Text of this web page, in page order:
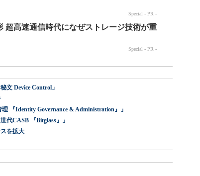
文 Device Control」
『Identity Governance & Administration』」
代CASB 『Bitglass』」
を拡大